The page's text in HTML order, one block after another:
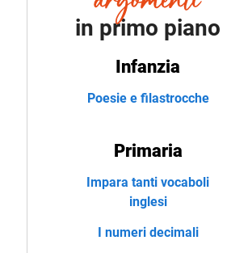
in primo piano
Infanzia
Poesie e filastrocche
Primaria
Impara tanti vocaboli
inglesi
I numeri decimali